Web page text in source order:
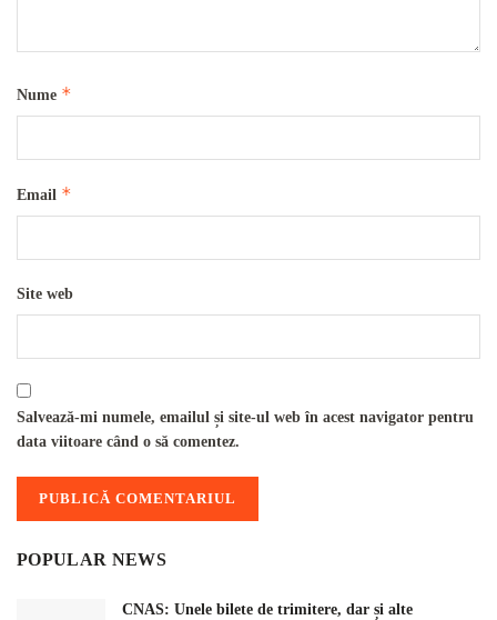
Nume *
Email *
Site web
Salvează-mi numele, emailul și site-ul web în acest navigator pentru
data viitoare când o să comentez.
POPULAR NEWS
CNAS: Unele bilete de trimitere, dar și alte